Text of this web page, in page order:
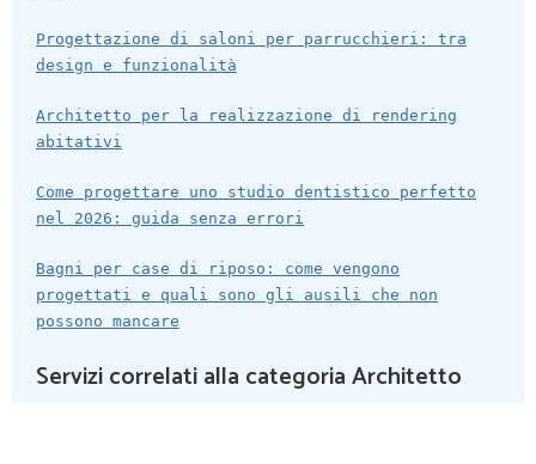
Progettazione di saloni per parrucchieri: tra
design e funzionalità
Architetto per la realizzazione di rendering
abitativi
Come progettare uno studio dentistico perfetto
nel 2026: guida senza errori
Bagni per case di riposo: come vengono
progettati e quali sono gli ausili che non
possono mancare
Servizi correlati alla categoria Architetto